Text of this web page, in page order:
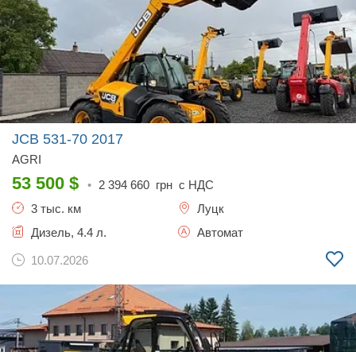
JCB 531-70 2017
AGRI
53 500 $ • 2 394 660 грн с НДС
3 тыс. км
Луцк
Дизель, 4.4 л.
Автомат
10.07.2026